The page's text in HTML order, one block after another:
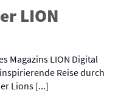
LION
Magazins LION Digital
Reise durch
Lions [...]